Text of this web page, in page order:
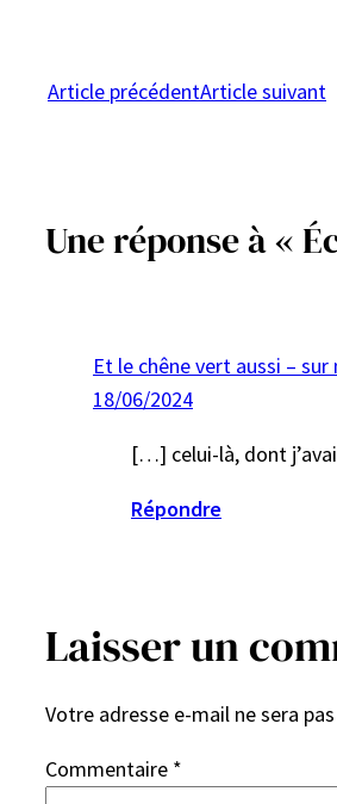
Article précédentArticle suivant
Une réponse à «
Et le chêne vert aussi –
18/06/2024
[…] celui-là, dont
Répondre
Laisser un
Votre adresse e-mail ne sera
Commentaire *